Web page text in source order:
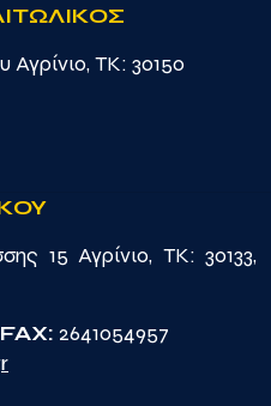
Αγρίνιο, TK: 30150
15 Αγρίνιο, TK: 30133,
FAX: 2641054957